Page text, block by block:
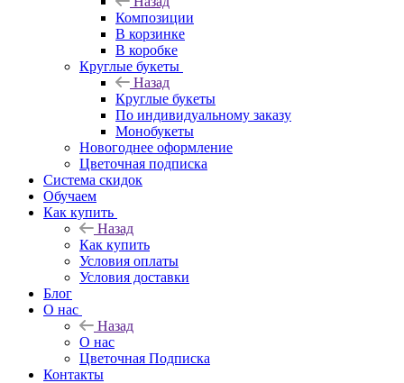
Композиции
В корзинке
В коробке
Круглые букеты
Назад
Круглые букеты
По индивидуальному заказу
Монобукеты
Новогоднее оформление
Цветочная подписка
Система скидок
Обучаем
Как купить
Назад
Как купить
Условия оплаты
Условия доставки
Блог
О нас
Назад
О нас
Цветочная Подписка
Контакты